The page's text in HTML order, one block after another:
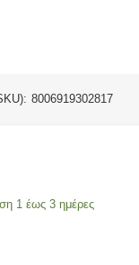
8006919302817
1 έως 3 ημέρες